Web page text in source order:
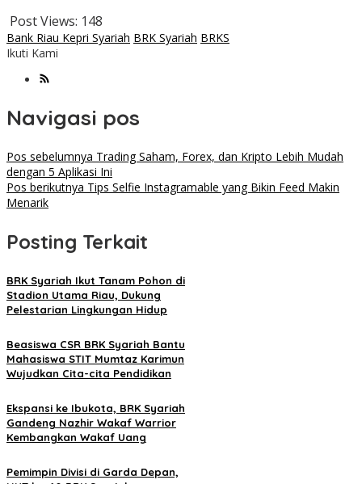
Post Views: 148
Bank Riau Kepri Syariah BRK Syariah BRKS
Ikuti Kami
Navigasi pos
Pos sebelumnya Trading Saham, Forex, dan Kripto Lebih Mudah
dengan 5 Aplikasi Ini
Pos berikutnya Tips Selfie Instagramable yang Bikin Feed Makin
Menarik
Posting Terkait
BRK Syariah Ikut Tanam Pohon di
Stadion Utama Riau, Dukung
Pelestarian Lingkungan Hidup
Beasiswa CSR BRK Syariah Bantu
Mahasiswa STIT Mumtaz Karimun
Wujudkan Cita-cita Pendidikan
Ekspansi ke Ibukota, BRK Syariah
Gandeng Nazhir Wakaf Warrior
Kembangkan Wakaf Uang
Pemimpin Divisi di Garda Depan,